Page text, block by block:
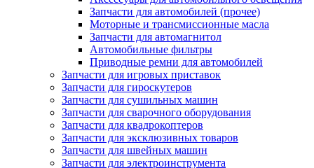
Запчасти для автомобилей (прочее)
Моторные и трансмиссионные масла
Запчасти для автомагнитол
Автомобильные фильтры
Приводные ремни для автомобилей
Запчасти для игровых приставок
Запчасти для гироскутеров
Запчасти для сушильных машин
Запчасти для сварочного оборудования
Запчасти для квадрокоптеров
Запчасти для эксклюзивных товаров
Запчасти для швейных машин
Запчасти для электроинструмента